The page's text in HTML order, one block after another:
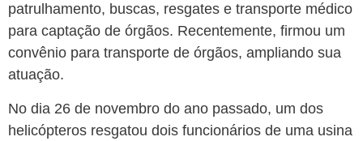
patrulhamento, buscas, resgates e transporte médico
para captação de órgãos. Recentemente, firmou um
convênio para transporte de órgãos, ampliando sua
atuação.
No dia 26 de novembro do ano passado, um dos
helicópteros resgatou dois funcionários de uma usina